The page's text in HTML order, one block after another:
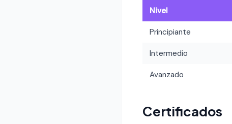
Nivel
Principiante
Intermedio
Avanzado
Certificados